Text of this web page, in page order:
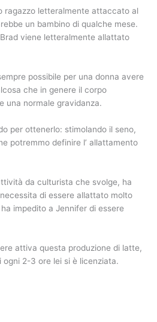
ragazzo letteralmente attaccato al
un bambino di qualche mese.
viene letteralmente allattato
possibile per una donna avere
che in genere il corpo
una normale gravidanza.
per ottenerlo: stimolando il seno,
potremmo definire l’ allattamento
da culturista che svolge, ha
di essere allattato molto
impedito a Jennifer di essere
attiva questa produzione di latte,
ogni 2-3 ore lei si è licenziata.